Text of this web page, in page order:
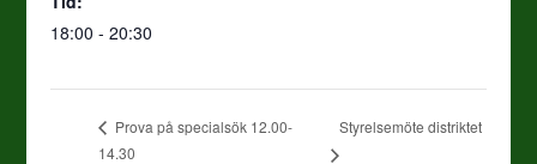
18:00 - 20:30
Prova på specialsök 12.00-
14.30
Styrelsemöte distriktet